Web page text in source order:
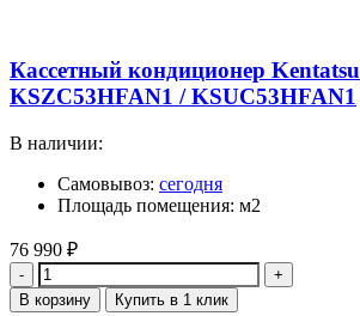
Кассетный кондиционер Kentatsu
KSZC53HFAN1 / KSUC53HFAN1
В наличии:
Самовывоз: сегодня
Площадь помещения: м2
76 990 ₽
Количество
В корзину Купить в 1 клик